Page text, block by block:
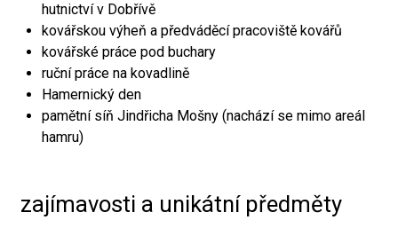
hutnictví v Dobřívě
kovářskou výheň a předváděcí pracoviště kovářů
kovářské práce pod buchary
ruční práce na kovadlině
Hamernický den
pamětní síň Jindřicha Mošny (nachází se mimo areál
hamru)
zajímavosti a unikátní předměty